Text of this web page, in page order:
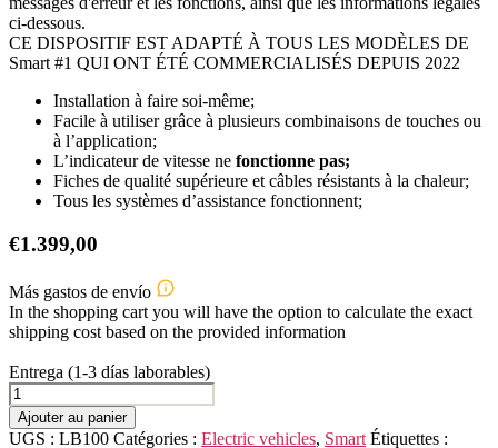
ci-dessous.
CE DISPOSITIF EST ADAPTÉ À TOUS LES MODÈLES DE
Smart #1 QUI ONT ÉTÉ COMMERCIALISÉS DEPUIS 2022
Installation à faire soi-même;
Facile à utiliser grâce à plusieurs combinaisons de touches ou
à l’application;
L’indicateur de vitesse ne fonctionne pas;
Fiches de qualité supérieure et câbles résistants à la chaleur;
Tous les systèmes d’assistance fonctionnent;
€1.399,00
Más gastos de envío
In the shopping cart you will have the option to calculate the exact
shipping cost based on the provided information
Entrega (1-3 días laborables)
quantité
de
Smart
Ajouter au panier
UGS : LB100 Catégories : Electric vehicles, Smart Étiquettes :